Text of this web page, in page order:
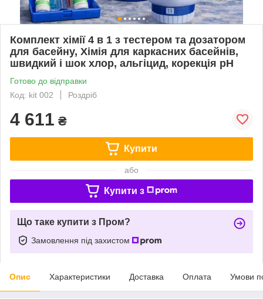
Комплект хімії 4 в 1 з тестером та дозатором
для басейну, Хімія для каркасних басейнів,
швидкий і шок хлор, альгіцид, корекція рН
Готово до відправки
Код: kit 002
Роздріб
4 611 ₴
Купити
або
Купити з
Що таке купити з Пром?
Замовлення під захистом
Опис Характеристики Доставка Оплата Умови